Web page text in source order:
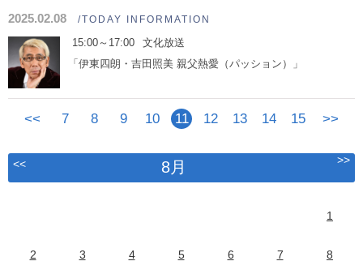
2025.02.08 /TODAY INFORMATION
15:00～17:00
文化放送
「伊東四朗・吉田照美 親父熱愛（パッション）」
<< 7 8 9 10 11 12 13 14 15 >>
<< 8月 >>
1
2 3 4 5 6 7 8